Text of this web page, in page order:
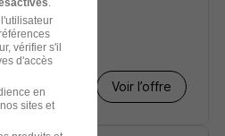
Voir l’offre
vérifier s'il
d'accès
en
sites et